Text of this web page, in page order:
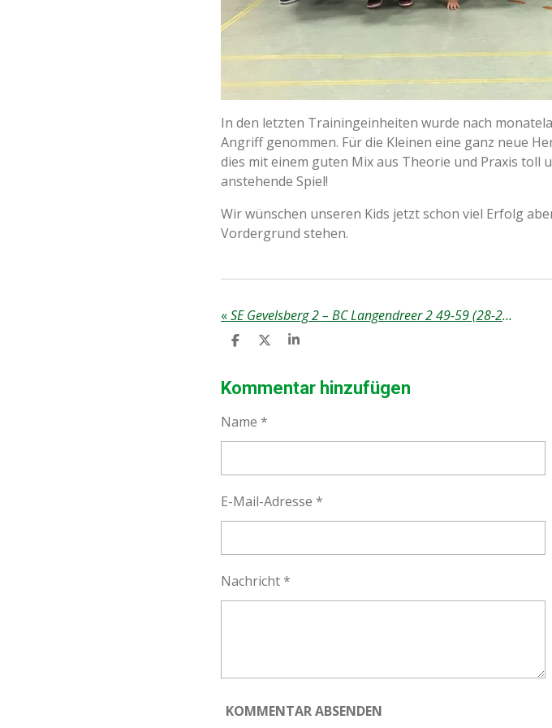
In den letzten Trainingeinheiten wurde nach
Angriff genommen. Für die Kleinen eine ganz neue
dies mit einem guten Mix aus Theorie und Praxis toll
anstehende Spiel!
Wir wünschen unseren Kids jetzt schon viel Erfolg
Vordergrund stehen.
« SE Gevelsberg 2 – BC Langendreer 2 49-59 (28-25)
T
L
E
T
L
E
T
L
E
Kommentar hinzufügen
Name *
E-Mail-Adresse *
Nachricht *
KOMMENTAR ABSENDEN